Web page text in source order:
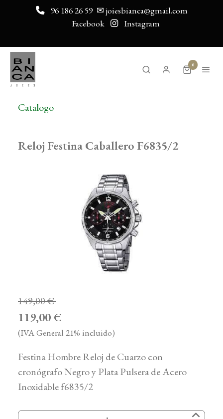
96 186 26 59 ✉ joiesbianca@gmail.com
Facebook
Instagram
0
Catalogo
Reloj Festina Caballero F6835/2
149,00 €
119,00 €
(IVA General 21% incluido)
Festina Hombre Reloj de Cuarzo con
cronógrafo Negro y Plata Pulsera de Acero
Inoxidable f6835/2